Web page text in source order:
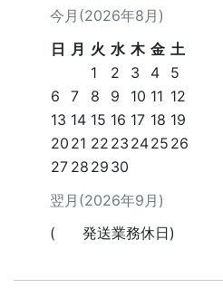
今月(2026年8月)
翌月(2026年9月)
日 月 火 水 木 金 土
1
2 3 4
5
6
7 8 9 10 11 12
13 14 15 16 17 18 19
20 21 22 23 2425 26
27 28 29 30
( 発送業務休日)